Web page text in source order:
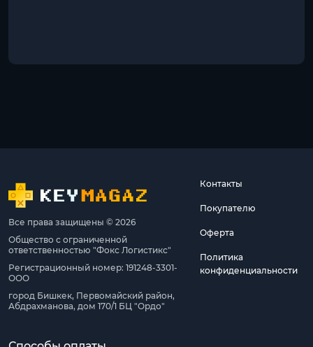
Все права защищены © 2026
Общество с ограниченной
ответственностью "Фокс Логистикс"
Регистрационный номер: 191248-3301-
ООО
город Бишкек, Первомайский район,
Абдрахманова, дом 170/1 БЦ "Ордо"
Контакты
Покупателю
Оферта
Политика
конфиденциальности